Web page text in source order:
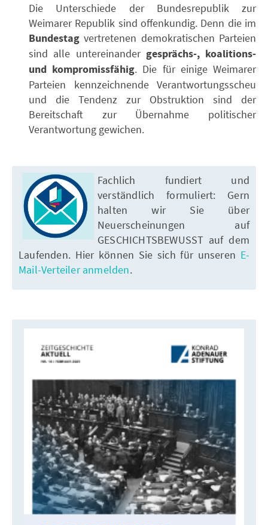
Die Unterschiede der Bundesrepublik zur
Weimarer Republik sind offenkundig. Denn die im
Bundestagvertretenen demokratischen Parteien
sind alle untereinander gesprächs-, koalitions-
und kompromissfähig. Die für einige Weimarer
Parteien kennzeichnende Verantwortungsscheu
und die Tendenz zur Obstruktion sind der
Bereitschaft zur Übernahme politischer
Verantwortung gewichen.
Fachlich fundiert und
verständlich formuliert: Gern
halten wir Sie über
Neuerscheinungen auf
GESCHICHTSBEWUSST auf dem
Laufenden. Hier können Sie sich für unseren E-
Mail-Verteiler anmelden.